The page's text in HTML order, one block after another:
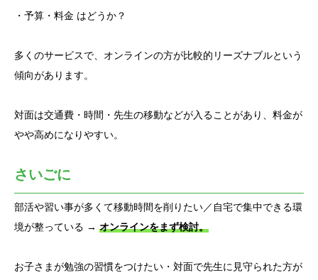
・予算・料金 はどうか？
多くのサービスで、オンラインの方が比較的リーズナブルという
傾向があります。
対面は交通費・時間・先生の移動などが入ることがあり、料金が
やや高めになりやすい。
さいごに
部活や習い事が多くて移動時間を削りたい／自宅で集中できる環
境が整っている → オンラインをまず検討。
お子さまが勉強の習慣をつけたい・対面で先生に見守られた方が